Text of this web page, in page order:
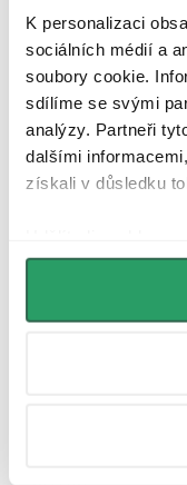
K personalizaci
sociálních médií a
soubory cookie.
sdílíme se svými
analýzy. Partneři
dalšími
získali v důsledku
můžeme používat
personalizovanou
osobní údaje
Litý mramor
Mat
Perfectclean
UV odolnost